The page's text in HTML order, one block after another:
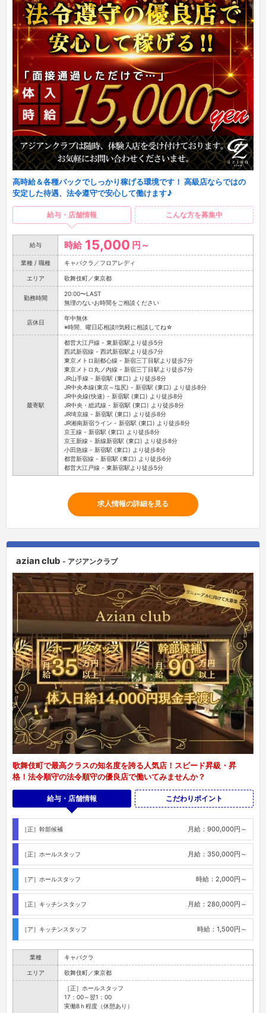
高時給＆各種バックでしっかり稼げる環境です！ 高級店ならではの
安定した待遇、法令遵守で安心して働けます♪
給与・店舗情報 こんな方を募集中
給与 時給 15,000 円～
業種 / 職種 キャバクラ／フロアレディ
エリア 歌舞伎町／東京都
勤務時間
20:00〜LAST
無理のないお時間をご相談ください
店休日
年中無休
※時間、曜日応相談!!気軽に相談してね☆
最寄駅
都営大江戸線 - 東新宿駅より徒歩5分
西武新宿線 - 西武新宿駅より徒歩7分
東京メトロ副都心線 - 新宿三丁目駅より徒歩7分
東京メトロ丸ノ内線 - 新宿三丁目駅より徒歩7分
JR山手線 - 新宿駅 (東口) より徒歩8分
JR中央本線(東京～塩尻) - 新宿駅 (東口) より徒歩8分
JR中央線(快速) - 新宿駅 (東口) より徒歩8分
JR中央・総武線 - 新宿駅 (東口) より徒歩8分
JR埼京線 - 新宿駅 (東口) より徒歩8分
JR湘南新宿ライン - 新宿駅 (東口) より徒歩8分
京王線 - 新宿駅 (東口) より徒歩8分
京王新線 - 新線新宿駅 (東口) より徒歩8分
小田急線 - 新宿駅 (東口) より徒歩8分
都営新宿線 - 新宿駅 (東口) より徒歩6分
都営大江戸線 - 東新宿駅より徒歩5分
求人情報の詳細を見る
azian club - アジアンクラブ
歌舞伎町で最高クラスの知名度を誇る人気店！スピード昇級・昇
格！法令順守の法令順守の優良店で働いてみませんか？
給与・店舗情報 こだわりポイント
［正］幹部候補 月給：900,000円～
［正］ホールスタッフ 月給：350,000円～
［ア］ホールスタッフ 時給：2,000円～
［正］キッチンスタッフ 月給：280,000円～
［ア］キッチンスタッフ 時給：1,500円～
業種 キャバクラ
エリア 歌舞伎町／東京都
［正］ホールスタッフ
17：00～翌1：00
実働8ｈ程度（休憩あり）